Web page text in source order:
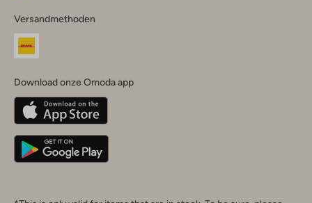
dein
Land
Belgique(Français)
Deutschland
Versandmethoden
Download onze Omoda app